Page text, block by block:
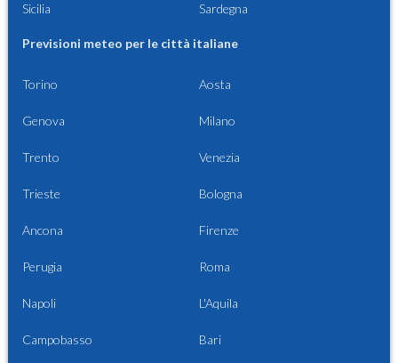
Sicilia Sardegna
Previsioni meteo per le città italiane
Torino Aosta
Genova Milano
Trento Venezia
Trieste Bologna
Ancona Firenze
Perugia Roma
Napoli L'Aquila
Campobasso Bari